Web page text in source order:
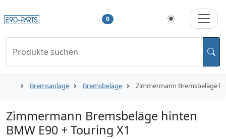
0
Produkte suchen
Bremsanlage Bremsbeläge Zimmermann Bremsbeläge
Zimmermann Bremsbeläge hinten
BMW E90 + Touring X1